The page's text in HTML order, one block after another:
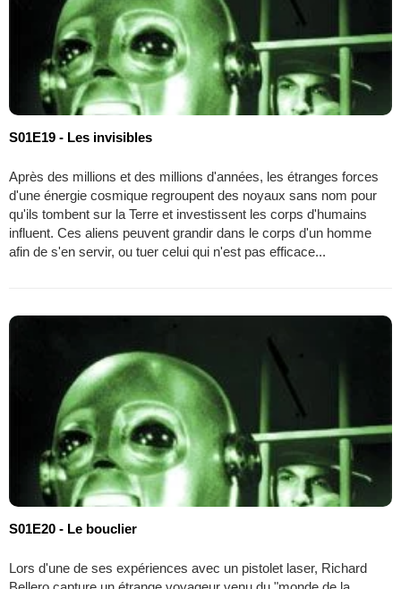
S01E19 - Les invisibles
Après des millions et des millions d'années, les étranges forces
d'une énergie cosmique regroupent des noyaux sans nom pour
qu'ils tombent sur la Terre et investissent les corps d'humains
influent. Ces aliens peuvent grandir dans le corps d'un homme
afin de s'en servir, ou tuer celui qui n'est pas efficace...
S01E20 - Le bouclier
Lors d'une de ses expériences avec un pistolet laser, Richard